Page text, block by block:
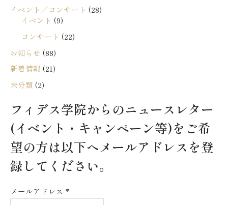
イベント／コンサート (28)
イベント (9)
コンサート (22)
お知らせ (88)
新着情報 (21)
未分類 (2)
フィデス学院からのニュースレター
(イベント・キャンペーン等)をご希
望の方は以下へメールアドレスを登
録してください。
メールアドレス *